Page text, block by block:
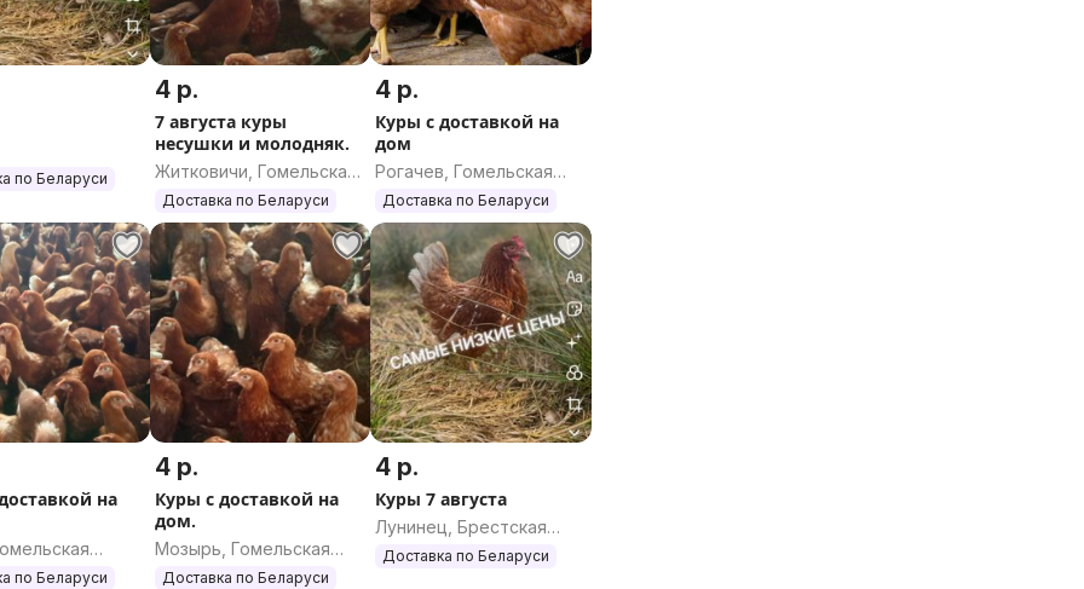
по Беларуси
4 р.
7 августа куры
несушки и молодняк.
Житковичи, Гомельская
область
Доставка по Беларуси
4 р.
Куры с доставкой на
дом
Рогачев, Гомельская
область
Доставка по Беларуси
на
по Беларуси
4 р.
Куры с доставкой на
дом.
Мозырь, Гомельская
область
Доставка по Беларуси
4 р.
Куры 7 августа
Лунинец, Брестская
область
Доставка по Беларуси